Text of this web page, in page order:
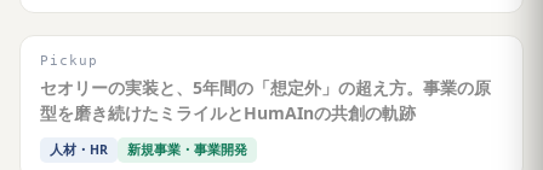
Pickup
セオリーの実装と、5年間の「想定外」の超え方。事業の原
型を磨き続けたミライルとHumAInの共創の軌跡
人材・HR 新規事業・事業開発